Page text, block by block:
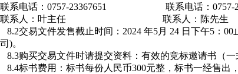
联系电话：0757-23367651 联系电话：0757-
联系人：叶主任 联系人：陈先生
8.2交易文件发售截止时间：2024 年5月 24 日下午5：
司)。
8.3购买交易文件时请提交资料：有效的竞标邀请书（一
8.4标书费用：标书每份人民币300元整，标书一经售出